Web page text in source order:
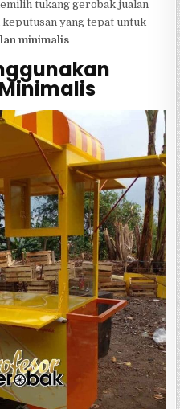
tukang gerobak jualan
yang tepat untuk
minimalis